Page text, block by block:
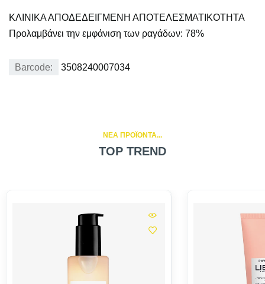
ΚΛΙΝΙΚΑ ΑΠΟΔΕΔΕΙΓΜΕΝΗ ΑΠΟΤΕΛΕΣΜΑΤΙΚΟΤΗΤΑ
Προλαμβάνει την εμφάνιση των ραγάδων: 78%
Barcode: 3508240007034
NEA ΠΡΟΪΟΝΤΑ...
TOP TREND